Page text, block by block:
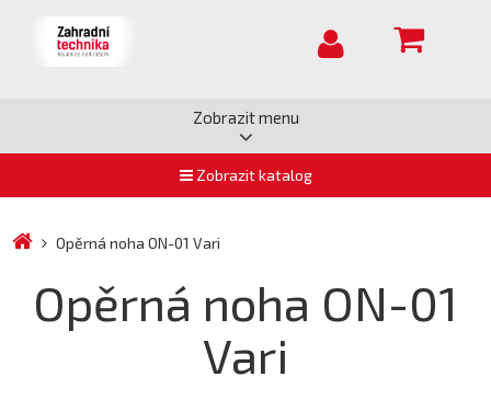
Zobrazit menu
Zobrazit katalog
Opěrná noha ON-01 Vari
Opěrná noha ON-01
Vari